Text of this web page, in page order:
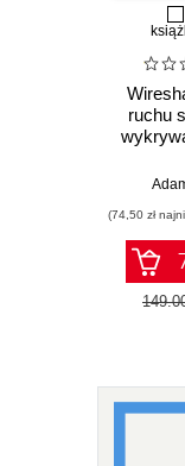
ruchu
(74,50 zł